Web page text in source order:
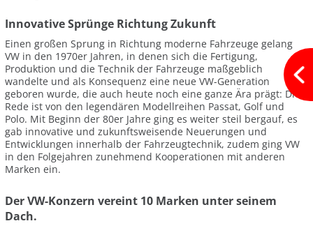
Innovative Sprünge Richtung Zukunft
Einen großen Sprung in Richtung moderne Fahrzeuge gelang
VW in den 1970er Jahren, in denen sich die Fertigung,
Produktion und die Technik der Fahrzeuge maßgeblich
wandelte und als Konsequenz eine neue VW-Generation
geboren wurde, die auch heute noch eine ganze Ära prägt: Die
Rede ist von den legendären Modellreihen Passat, Golf und
Polo. Mit Beginn der 80er Jahre ging es weiter steil bergauf, es
gab innovative und zukunftsweisende Neuerungen und
Entwicklungen innerhalb der Fahrzeugtechnik, zudem ging VW
in den Folgejahren zunehmend Kooperationen mit anderen
Marken ein.
Der VW-Konzern vereint 10 Marken unter seinem
Dach.